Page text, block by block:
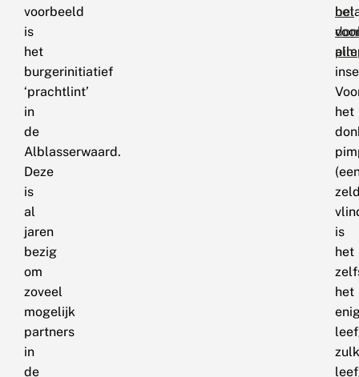
voorbeeld
is
het
burgerinitiatief
‘prachtlint’
in
de
Alblasserwaard.
Deze
is
al
jaren
bezig
om
zoveel
mogelijk
partners
in
de
het
is
het
het
zulk
het